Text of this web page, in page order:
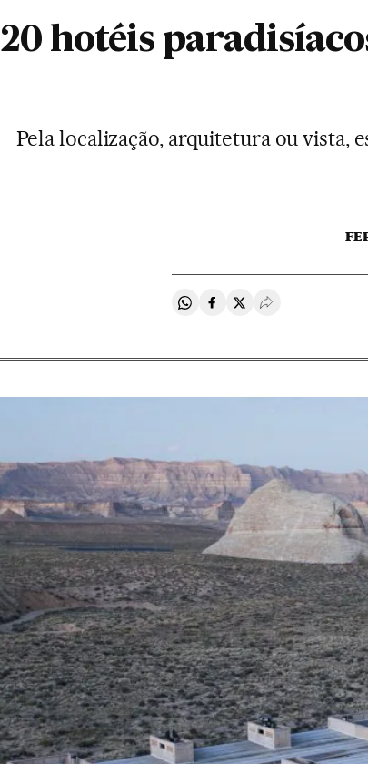
20 hotéis
Pela localização, arquitetura ou vista,
Compartir en Whatsapp
Compartir en Facebook
Compartir en Twitter
Desplegar